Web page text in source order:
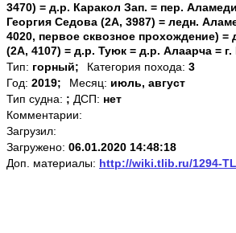
3470) = д.р. Каракол Зап. = пер.
Георгия Седова (2А, 3987) = ледн.
4020, первое сквозное прохождение)
(2А, 4107) = д.р. Туюк = д.р. Алаарча =
Тип: горный; Категория похода: 3
Год: 2019; Месяц: июль, август
Тип судна: ; ДСП: нет
Комментарии:
Загрузил:
Загружено: 06.01.2020 14:48:18
Доп. материалы: http://wiki.tlib.ru/1294-